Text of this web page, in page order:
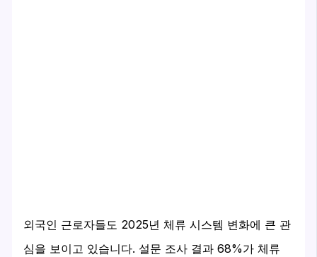
외국인 근로자들도 2025년 체류 시스템 변화에 큰 관
심을 보이고 있습니다. 설문 조사 결과 68%가 체류